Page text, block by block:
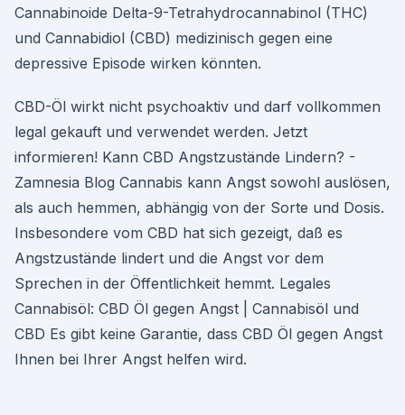
Cannabinoide Delta-9-Tetrahydrocannabinol (THC)
und Cannabidiol (CBD) medizinisch gegen eine
depressive Episode wirken könnten.
CBD-Öl wirkt nicht psychoaktiv und darf vollkommen
legal gekauft und verwendet werden. Jetzt
informieren! Kann CBD Angstzustände Lindern? -
Zamnesia Blog Cannabis kann Angst sowohl auslösen,
als auch hemmen, abhängig von der Sorte und Dosis.
Insbesondere vom CBD hat sich gezeigt, daß es
Angstzustände lindert und die Angst vor dem
Sprechen in der Öffentlichkeit hemmt. Legales
Cannabisöl: CBD Öl gegen Angst | Cannabisöl und
CBD Es gibt keine Garantie, dass CBD Öl gegen Angst
Ihnen bei Ihrer Angst helfen wird.